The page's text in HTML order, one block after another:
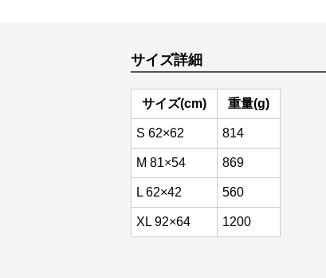
サイズ詳細
サイズ(cm) 重量(g)
S 62×62 814
M 81×54 869
L 62×42 560
XL 92×64 1200